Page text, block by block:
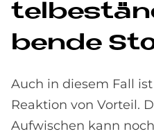
ben­de
Auch in diesem Fall
Reaktion von Vorteil.
Aufwischen kann